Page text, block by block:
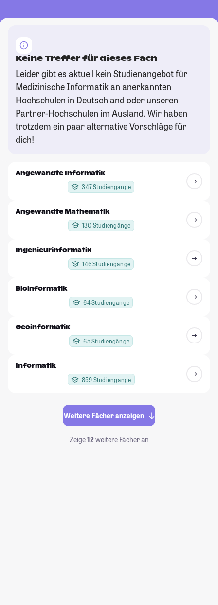
Keine Treffer für dieses Fach
Leider gibt es aktuell kein Studienangebot für
Medizinische Informatik an anerkannten
Hochschulen in Deutschland oder unseren
Partner-Hochschulen im Ausland. Wir haben
trotzdem ein paar alternative Vorschläge für
dich!
Angewandte Informatik
347 Studiengänge
Angewandte Mathematik
130 Studiengänge
Ingenieurinformatik
146 Studiengänge
Bioinformatik
64 Studiengänge
Geoinformatik
65 Studiengänge
Informatik
859 Studiengänge
Weitere Fächer anzeigen
Zeige12weitere Fächer an